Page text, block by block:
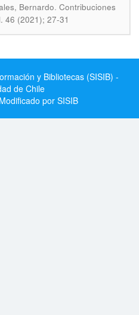
Bernardo. Contribuciones
46 (2021); 27-31
y Bibliotecas (SISIB) -
de Chile
por SISIB